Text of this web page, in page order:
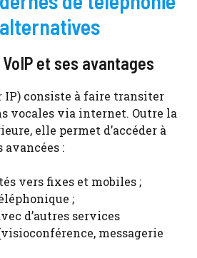
VoIP et ses avantages
IP) consiste à faire transiter
vocales via internet. Outre la
elle permet d’accéder à
:
vers fixes et mobiles ;
;
d’autres services
messagerie